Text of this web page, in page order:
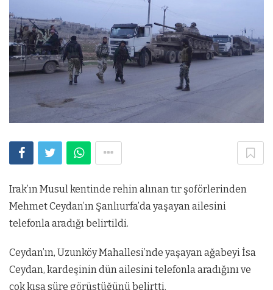
Irak’ın Musul kentinde rehin alınan tır şoförlerinden
Mehmet Ceydan’ın Şanlıurfa’da yaşayan ailesini
telefonla aradığı belirtildi.
Ceydan’ın, Uzunköy Mahallesi’nde yaşayan ağabeyi İsa
Ceydan, kardeşinin dün ailesini telefonla aradığını ve
çok kısa süre görüştüğünü belirtti.